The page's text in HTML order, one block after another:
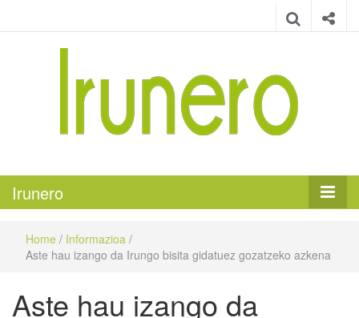
Irunero
Home / Informazioa /
Aste hau izango da Irungo bisita gidatuez gozatzeko azkena
Aste hau izango da